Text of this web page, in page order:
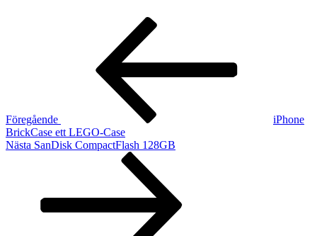
Inläggsnavigering
Föregående
iPhone
BrickCase ett LEGO-Case
Nästa
Nästa SanDisk CompactFlash 128GB